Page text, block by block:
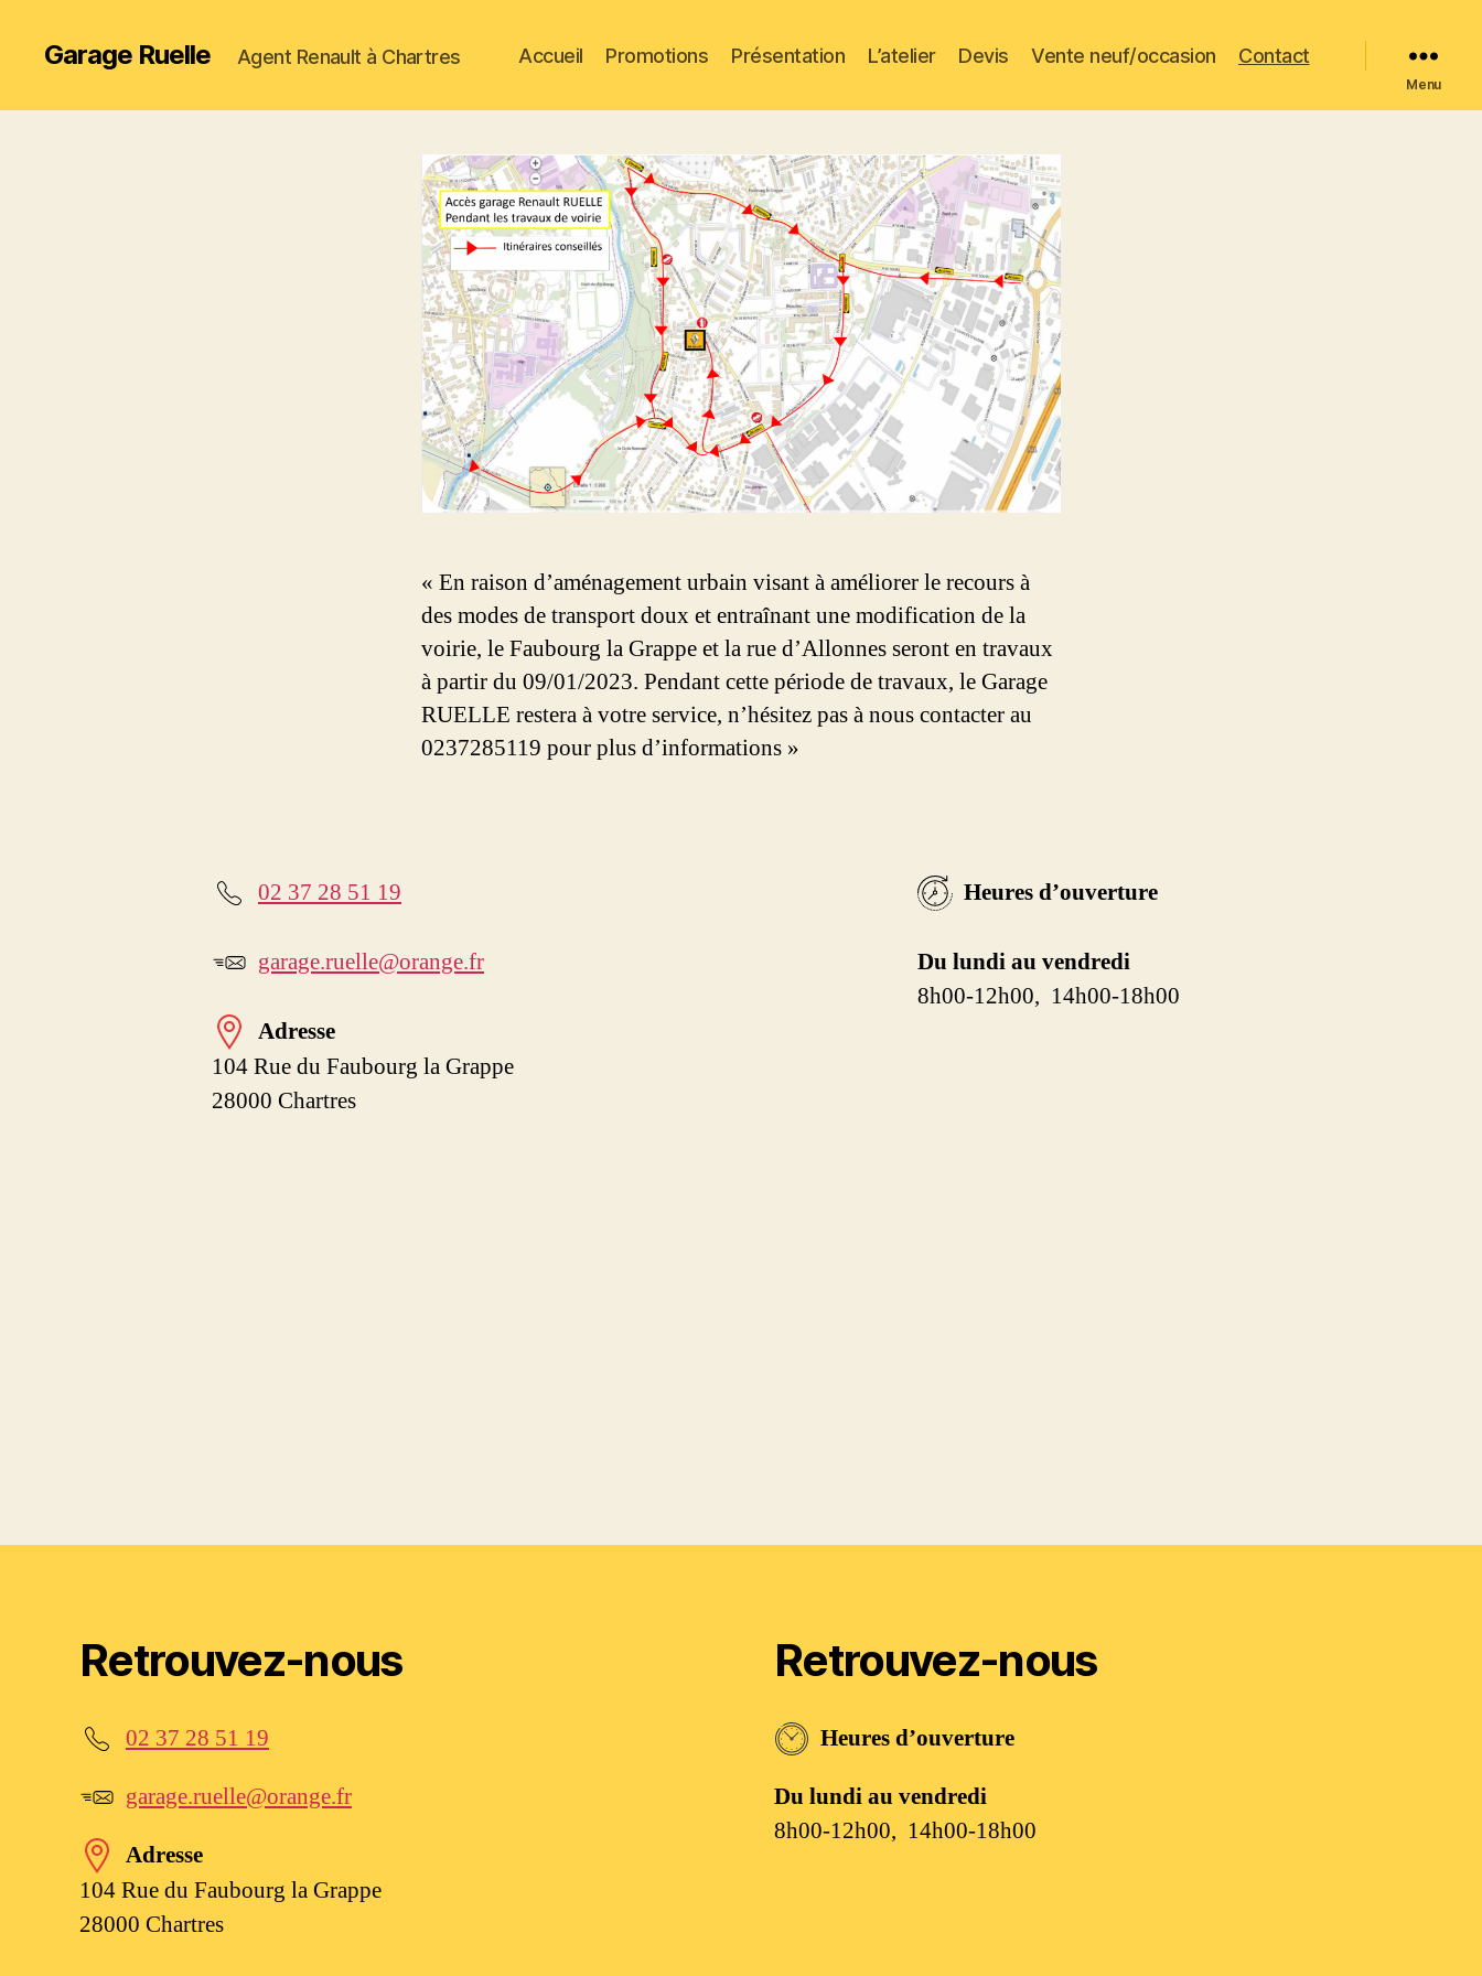
Garage Ruelle Agent Renault à Chartres Accueil Promotions Présentation L’atelier Devis Vente neuf/occasion Contact
Menu
« En raison d’aménagement urbain visant à améliorer le recours à
des modes de transport doux et entraînant une modification de la
voirie, le Faubourg la Grappe et la rue d’Allonnes seront en travaux
à partir du 09/01/2023. Pendant cette période de travaux, le Garage
RUELLE restera à votre service, n’hésitez pas à nous contacter au
0237285119 pour plus d’informations »
02 37 28 51 19
garage.ruelle@orange.fr
Adresse
104 Rue du Faubourg la Grappe
28000 Chartres
Heures d’ouverture
Du lundi au vendredi
8h00-12h00, 14h00-18h00
Retrouvez-nous
02 37 28 51 19
garage.ruelle@orange.fr
Adresse
104 Rue du Faubourg la Grappe
28000 Chartres
Retrouvez-nous
Heures d’ouverture
Du lundi au vendredi
8h00-12h00, 14h00-18h00